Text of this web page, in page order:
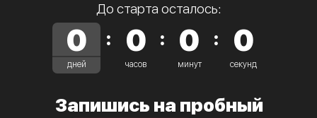
До старта осталось:
дней часов минут секунд
0 0 0 0
: : :
Запишись на пробный